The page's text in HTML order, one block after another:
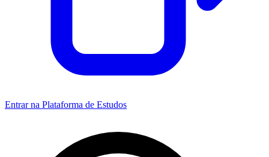
Entrar na Plataforma de Estudos